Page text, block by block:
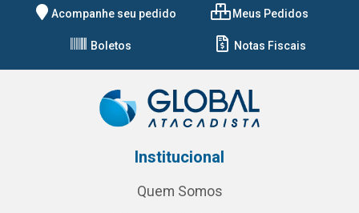
Acompanhe seu pedido Meus Pedidos
Boletos Notas Fiscais
Institucional
Quem Somos